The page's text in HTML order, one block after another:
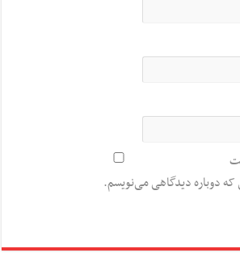
که دوباره دیدگاهی می‌نویسم.